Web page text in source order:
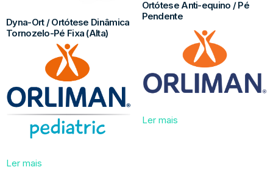
Dyna-Ort / Ortótese Dinâmica
Tornozelo-Pé Fixa (Alta)
Ler mais
Ortótese Anti-equino / Pé
Pendente
Ler mais